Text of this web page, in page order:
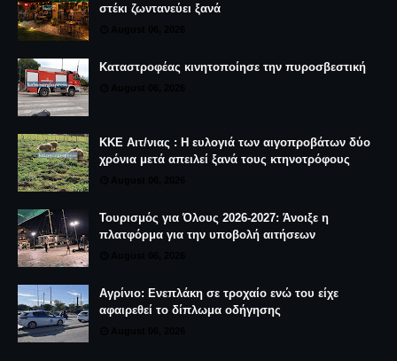
στέκι ζωντανεύει ξανά
Καταστροφέας κινητοποίησε την πυροσβεστική
ΚΚΕ Αιτ/νιας : Η ευλογιά των αιγοπροβάτων δύο
χρόνια μετά απειλεί ξανά τους κτηνοτρόφους
Τουρισμός για Όλους 2026-2027: Άνοιξε η
πλατφόρμα για την υποβολή αιτήσεων
Αγρίνιο: Ενεπλάκη σε τροχαίο ενώ του είχε
αφαιρεθεί το δίπλωμα οδήγησης